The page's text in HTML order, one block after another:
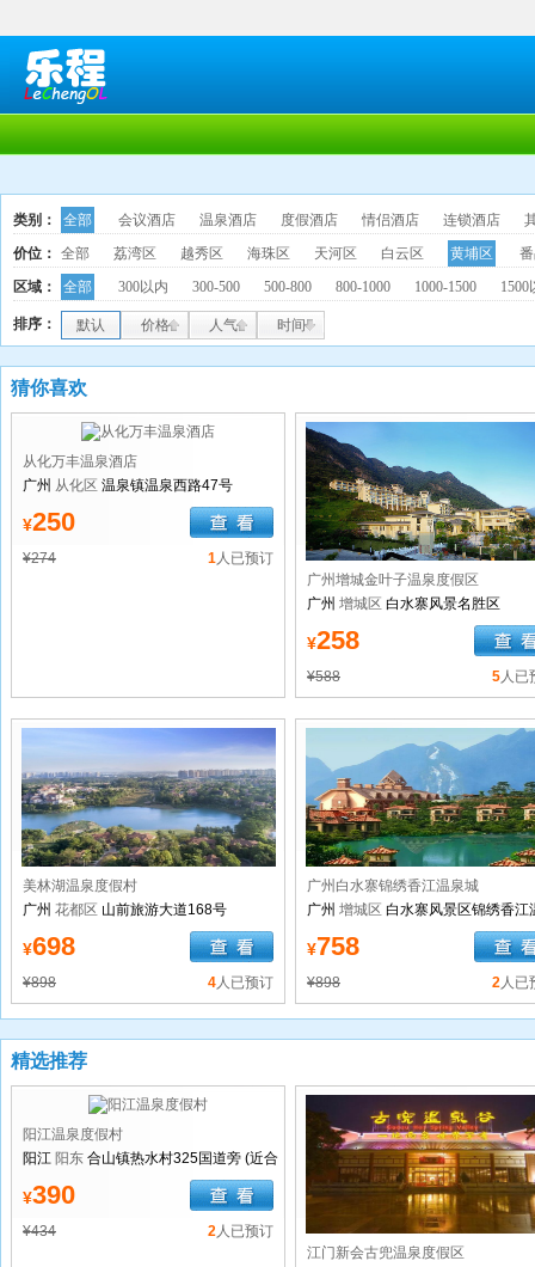
类别： 全部 会议酒店 温泉酒店 度假酒店 情侣酒店 连锁酒店
价位： 全部 荔湾区 越秀区 海珠区 天河区 白云区 黄埔区
区域：
全部 300以内 300-500 500-800 800-1000 1000-1500 1500
排序： 默认 价格 人气 时间
猜你喜欢
从化万丰温泉酒店
广州 从化区 温泉镇温泉西路47号
¥250
¥274 1人已预订
广州增城金叶子温泉度假区
广州 增城区 白水寨风景名胜区
¥258
¥588 5人已
美林湖温泉度假村
广州 花都区 山前旅游大道168号
¥698
¥898 4人已预订
广州白水寨锦绣香江温泉城
广州 增城区 白水寨风景区锦绣香江
城
¥758
¥898 2人已
精选推荐
阳江温泉度假村
阳江 阳东 合山镇热水村325国道旁 (近合
山镇那龙出口)
¥390
¥434 2人已预订
江门新会古兜温泉度假区